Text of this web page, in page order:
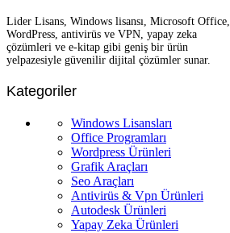
Lider Lisans, Windows lisansı, Microsoft Office,
WordPress, antivirüs ve VPN, yapay zeka
çözümleri ve e-kitap gibi geniş bir ürün
yelpazesiyle güvenilir dijital çözümler sunar.
Kategoriler
Windows Lisansları
Office Programları
Wordpress Ürünleri
Grafik Araçları
Seo Araçları
Antivirüs & Vpn Ürünleri
Autodesk Ürünleri
Yapay Zeka Ürünleri